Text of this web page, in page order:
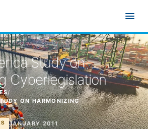
Study on
Cyberlegislation
/
ON HARMONIZING
JANUARY 2011